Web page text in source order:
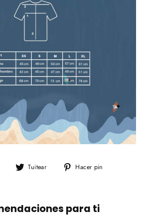
Compartir
Tuitear
Tuitear Hacer pin
para ti